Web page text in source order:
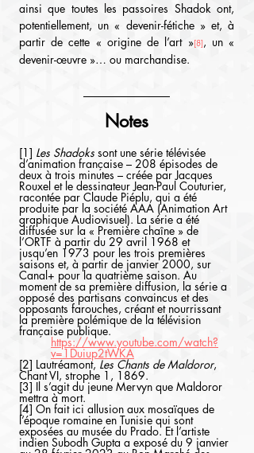
ainsi que toutes les passoires Shadok ont,
potentiellement, un « devenir-fétiche » et, à
partir de cette « origine de l’art »[8], un «
devenir-œuvre »… ou marchandise.
Notes
[1] Les Shadoks sont une série télévisée
d’animation française – 208 épisodes de
deux à trois minutes – créée par Jacques
Rouxel et le dessinateur Jean-Paul Couturier,
racontée par Claude Piéplu, qui a été
produite par la société AAA (Animation Art
graphique Audiovisuel). La série a été
diffusée sur la « Première chaîne » de
l’ORTF à partir du 29 avril 1968 et
jusqu’en 1973 pour les trois premières
saisons et, à partir de janvier 2000, sur
Canal+ pour la quatrième saison. Au
moment de sa première diffusion, la série a
opposé des partisans convaincus et des
opposants farouches, créant et nourrissant
la première polémique de la télévision
française publique.
https://www.youtube.com/watch?
v=1Duiup2tWKA
[2] Lautréamont, Les Chants de Maldoror,
Chant VI, strophe 1, 1869.
[3] Il s’agit du jeune Mervyn que Maldoror
mettra à mort.
[4] On fait ici allusion aux mosaïques de
l’époque romaine en Tunisie qui sont
exposées au musée du Prado. Et l’artiste
indien Subodh Gupta a exposé du 9 janvier